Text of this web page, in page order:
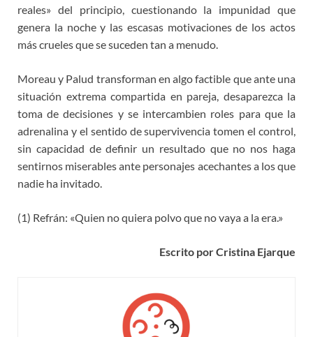
reales» del principio, cuestionando la impunidad que
genera la noche y las escasas motivaciones de los actos
más crueles que se suceden tan a menudo.
Moreau y Palud transforman en algo factible que ante una
situación extrema compartida en pareja, desaparezca la
toma de decisiones y se intercambien roles para que la
adrenalina y el sentido de supervivencia tomen el control,
sin capacidad de definir un resultado que no nos haga
sentirnos miserables ante personajes acechantes a los que
nadie ha invitado.
(1) Refrán: «Quien no quiera polvo que no vaya a la era.»
Escrito por Cristina Ejarque